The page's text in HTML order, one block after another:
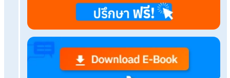
เงินเดือนเท่าไหร่ต้องเสียภาษี พร้อมวิธีคิดภาษีขั้นบัน
อนาคตของบริการรับทำเงินเดือน ทิศทางใหม่ของง
ในยุคดิจิทัล